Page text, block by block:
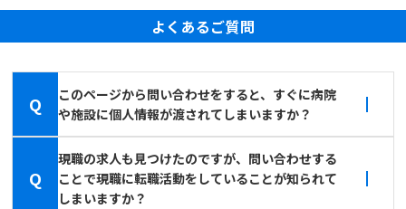
よくあるご質問
Q
このページから問い合わせをすると、すぐに病院
や施設に個人情報が渡されてしまいますか？
Q
現職の求人も見つけたのですが、問い合わせする
ことで現職に転職活動をしていることが知られて
しまいますか？